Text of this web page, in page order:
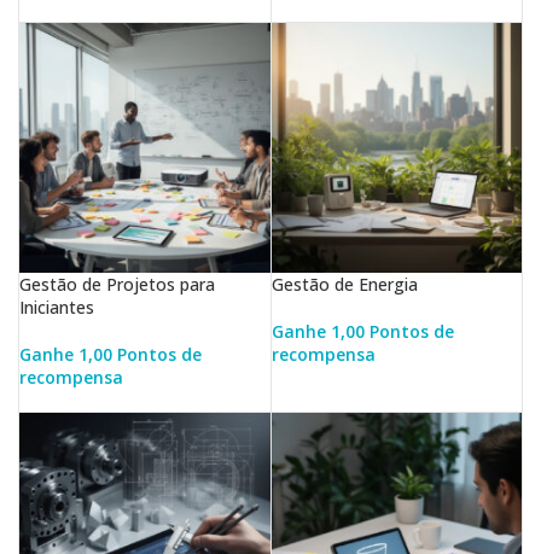
Gestão de Projetos para
Iniciantes
Ganhe 1,00 Pontos de
recompensa
Gestão de Energia
Ganhe 1,00 Pontos de
recompensa